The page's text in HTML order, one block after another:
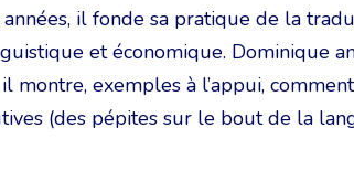
il fonde sa pratique de la
et économique. Dominique
montre, exemples à l’appui,
(des pépites sur le bout de la